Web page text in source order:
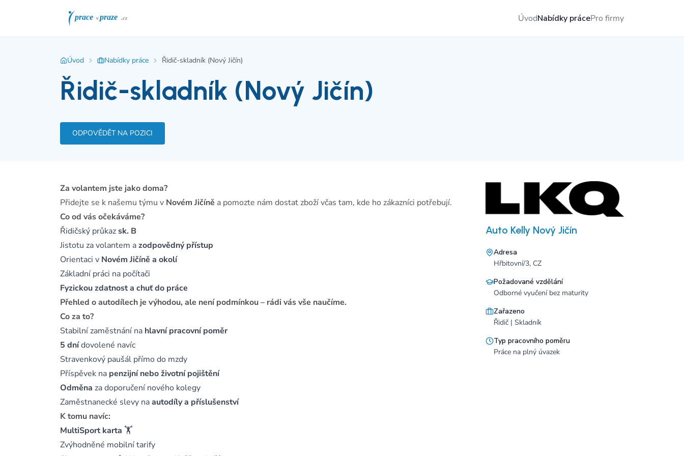
ÚvodNabídky prácePro firmy
Úvod Nabídky práce Řidič-skladník (Nový Jičín)
Řidič-skladník (Nový Jičín)
ODPOVĚDĚT NA POZICI
Za volantem jste jako doma?
Přidejte se k našemu týmu v Novém Jičíně a pomozte nám dostat zboží včas tam, kde ho zákazníci potřebují.
Co od vás očekáváme?
Řidičský průkazsk. B
Jistotu za volantem azodpovědný přístup
Orientaci v Novém Jičíně a okolí
Základní práci na počítači
Fyzickou zdatnosta chuť do práce
Přehled o autodílech je výhodou, ale není podmínkou – rádi vás vše naučíme.
Co za to?
Stabilní zaměstnání na hlavní pracovní poměr
5 dnídovolené navíc
Stravenkový paušál přímo do mzdy
Příspěvek na penzijní nebo životní pojištění
Odměna za doporučení nového kolegy
Zaměstnanecké slevy naautodíly a příslušenství
K tomu navíc:
MultiSport karta 🏋️
Zvýhodněné mobilní tarify
Auto Kelly Nový Jičín
Adresa
Hřbitovní/3, CZ
Požadované vzdělání
Odborné vyučení bez maturity
Zařazeno
Řidič | Skladník
Typ pracovního poměru
Práce na plný úvazek